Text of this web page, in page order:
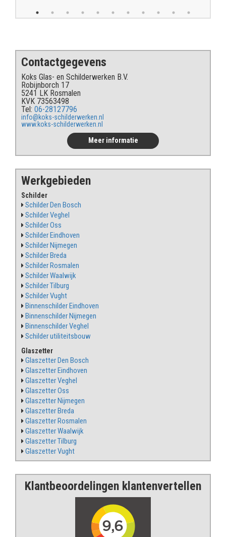
Contactgegevens
Koks Glas- en Schilderwerken B.V.
Robijnborch 17
5241 LK Rosmalen
KVK 73563498
Tel: 06-28127796
info@koks-schilderwerken.nl
www.koks-schilderwerken.nl
Meer informatie
Werkgebieden
Schilder
Schilder Den Bosch
Schilder Veghel
Schilder Oss
Schilder Eindhoven
Schilder Nijmegen
Schilder Breda
Schilder Rosmalen
Schilder Waalwijk
Schilder Tilburg
Schilder Vught
Binnenschilder Eindhoven
Binnenschilder Nijmegen
Binnenschilder Veghel
Schilder utiliteitsbouw
Glaszetter
Glaszetter Den Bosch
Glaszetter Eindhoven
Glaszetter Veghel
Glaszetter Oss
Glaszetter Nijmegen
Glaszetter Breda
Glaszetter Rosmalen
Glaszetter Waalwijk
Glaszetter Tilburg
Glaszetter Vught
Klantbeoordelingen klantenvertellen